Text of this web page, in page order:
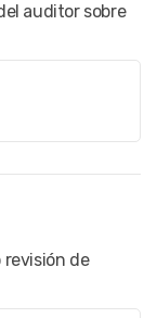
auditor sobre
revisión de